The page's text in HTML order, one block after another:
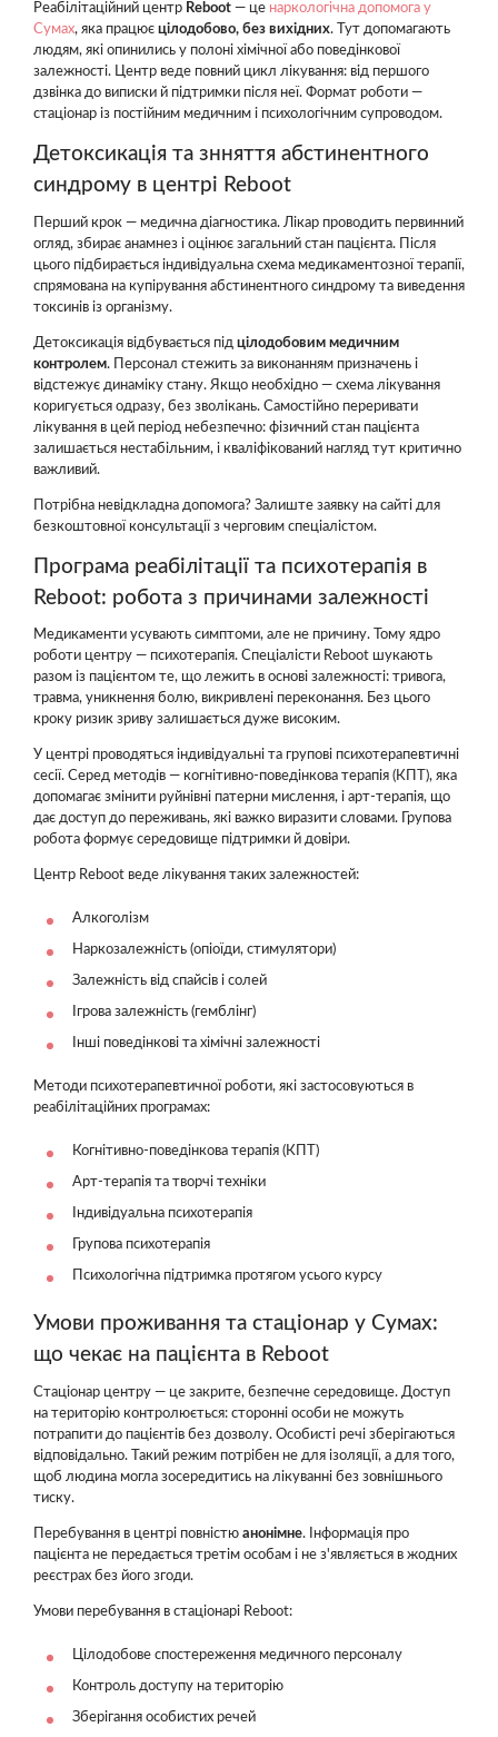
Реабілітаційний центр Reboot — це наркологічна допомога у
Сумах, яка працює цілодобово, без вихідних. Тут допомагають
людям, які опинились у полоні хімічної або поведінкової
залежності. Центр веде повний цикл лікування: від першого
дзвінка до виписки й підтримки після неї. Формат роботи —
стаціонар із постійним медичним і психологічним супроводом.
Детоксикація та знняття абстинентного
синдрому в центрі Reboot
Перший крок — медична діагностика. Лікар проводить первинний
огляд, збирає анамнез і оцінює загальний стан пацієнта. Після
цього підбирається індивідуальна схема медикаментозної терапії,
спрямована на купірування абстинентного синдрому та виведення
токсинів із організму.
Детоксикація відбувається під цілодобовим медичним
контролем. Персонал стежить за виконанням призначень і
відстежує динаміку стану. Якщо необхідно — схема лікування
коригується одразу, без зволікань. Самостійно переривати
лікування в цей період небезпечно: фізичний стан пацієнта
залишається нестабільним, і кваліфікований нагляд тут критично
важливий.
Потрібна невідкладна допомога? Залиште заявку на сайті для
безкоштовної консультації з черговим спеціалістом.
Програма реабілітації та психотерапія в
Reboot: робота з причинами залежності
Медикаменти усувають симптоми, але не причину. Тому ядро
роботи центру — психотерапія. Спеціалісти Reboot шукають
разом із пацієнтом те, що лежить в основі залежності: тривога,
травма, уникнення болю, викривлені переконання. Без цього
кроку ризик зриву залишається дуже високим.
У центрі проводяться індивідуальні та групові психотерапевтичні
сесії. Серед методів — когнітивно-поведінкова терапія (КПТ), яка
допомагає змінити руйнівні патерни мислення, і арт-терапія, що
дає доступ до переживань, які важко виразити словами. Групова
робота формує середовище підтримки й довіри.
Центр Reboot веде лікування таких залежностей:
Алкоголізм
Наркозалежність (опіоїди, стимулятори)
Залежність від спайсів і солей
Ігрова залежність (гемблінг)
Інші поведінкові та хімічні залежності
Методи психотерапевтичної роботи, які застосовуються в
реабілітаційних програмах:
Когнітивно-поведінкова терапія (КПТ)
Арт-терапія та творчі техніки
Індивідуальна психотерапія
Групова психотерапія
Психологічна підтримка протягом усього курсу
Умови проживання та стаціонар у Сумах:
що чекає на пацієнта в Reboot
Стаціонар центру — це закрите, безпечне середовище. Доступ
на територію контролюється: сторонні особи не можуть
потрапити до пацієнтів без дозволу. Особисті речі зберігаються
відповідально. Такий режим потрібен не для ізоляції, а для того,
щоб людина могла зосередитись на лікуванні без зовнішнього
тиску.
Перебування в центрі повністю анонімне. Інформація про
пацієнта не передається третім особам і не з'являється в жодних
реєстрах без його згоди.
Умови перебування в стаціонарі Reboot:
Цілодобове спостереження медичного персоналу
Контроль доступу на територію
Зберігання особистих речей